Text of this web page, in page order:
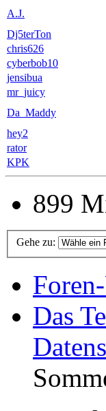
A.J.
Dj5terTon
chris626
cyberbob10
jensibua
mr_juicy
Da_Maddy
hey2
rator
KPK
899
Gehe zu:
Das